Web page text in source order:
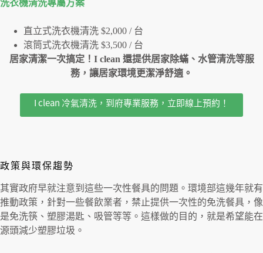
洗衣機清洗專屬⽅案
直立式洗衣機清洗 $2,000 / 台
滾筒式洗衣機清洗 $3,500 / 台
居家清潔一次搞定！I clean 還提供居家除蟎、水管清洗等服
務，讓居家環境更潔淨舒適。
I clean 冷氣清洗，到府專業服務，立即線上預約！
政策與環保趨勢
其實政府早就注意到這些一次性餐具的問題。環境部這幾年就有
推動政策，針對一些餐飲業者，禁止提供一次性的免洗餐具，像
是免洗筷、塑膠湯匙、吸管等等。這樣做的目的，就是希望能在
源頭減少塑膠垃圾。